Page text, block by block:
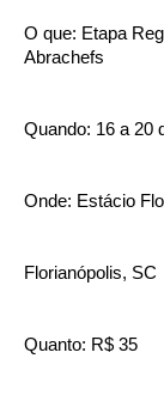
O que: Etapa
Abrachefs
Quando: 16 a 20
Onde: Estácio
Florianópolis, SC
Quanto: R$ 35